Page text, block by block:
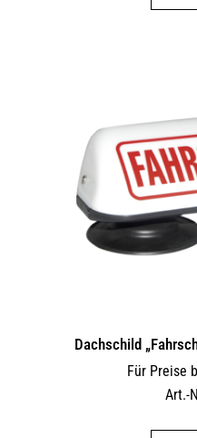
Dachschild
Für Preise
Art.-